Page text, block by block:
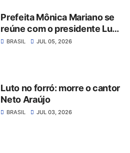
Prefeita Mônica Mariano se
reúne com o presidente Lula
em Juazeiro do Norte e
BRASIL JUL 05, 2026
Luto no forró: morre o cantor
Neto Araújo
BRASIL JUL 03, 2026